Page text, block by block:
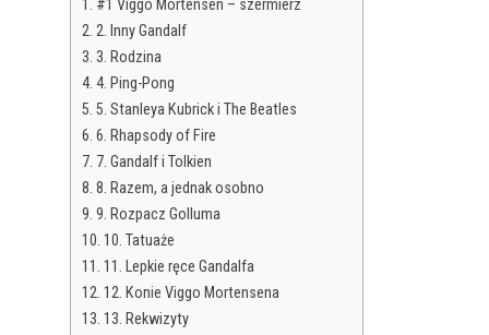
#1 Viggo Mortensen – szermierz
2. Inny Gandalf
3. Rodzina
4. Ping-Pong
5. Stanleya Kubrick i The Beatles
6. Rhapsody of Fire
7. Gandalf i Tolkien
8. Razem, a jednak osobno
9. Rozpacz Golluma
10. Tatuaże
11. Lepkie ręce Gandalfa
12. Konie Viggo Mortensena
13. Rekwizyty